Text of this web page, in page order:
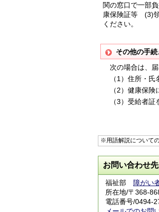
関の窓口で一部
康保険証等 (3)
ください。
その他の手続
次の場合は、届
（1）住所・
（2）健康保
（3）受給者
※用語解説について
お問い合わせ先
福祉部 障がい
所在地/〒368-
電話番号/0494-